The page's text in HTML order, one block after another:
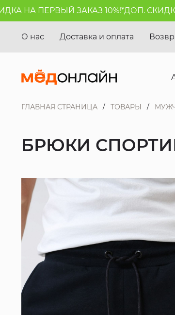
НА ПЕРВЫЙ ЗАКАЗ 10%!*ДОП. СКИДКА
О нас Доставка и оплата
ГЛАВНАЯ СТРАНИЦА ТОВАРЫ
БРЮКИ